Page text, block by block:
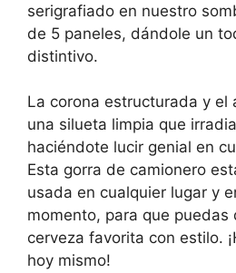
serigrafiado en nuestro
de 5 paneles, dándole un
distintivo.
La corona estructurada y el
una silueta limpia que
haciéndote lucir genial en
Esta gorra de camionero
usada en cualquier lugar y
momento, para que
cerveza favorita con estilo.
hoy mismo!